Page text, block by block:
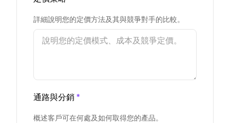
詳細說明您的定價方法及其與競爭對手的比較。
通路與分銷 *
概述客戶可在何處及如何取得您的產品。